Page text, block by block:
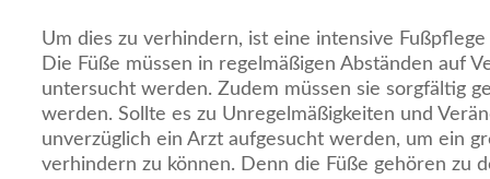
Um dies zu verhindern, ist eine intensive
Die Füße müssen in regelmäßigen Abständen auf
untersucht werden. Zudem müssen sie sorgfältig
werden. Sollte es zu Unregelmäßigkeiten und
unverzüglich ein Arzt aufgesucht werden, um ein
verhindern zu können. Denn die Füße gehören zu